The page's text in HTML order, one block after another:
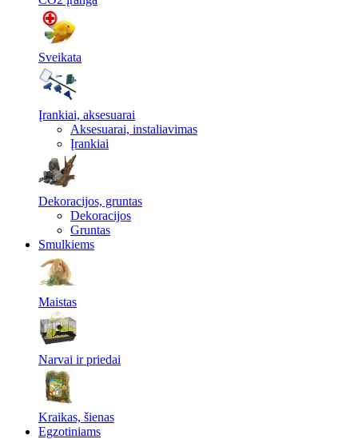
Sveikata
Įrankiai, aksesuarai
Aksesuarai, instaliavimas
Įrankiai
Dekoracijos, gruntas
Dekoracijos
Gruntas
Smulkiems
Maistas
Narvai ir priedai
Kraikas, šienas
Egzotiniams